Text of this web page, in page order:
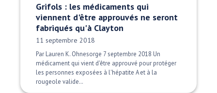
Grifols : les médicaments qui
viennent d'être approuvés ne seront
fabriqués qu'à Clayton
Date publiée:
11 septembre 2018
Par Lauren K. Ohnesorge 7 septembre 2018 Un
médicament qui vient d'être approuvé pour protéger
les personnes exposées à l'hépatite A et à la
rougeole valide…